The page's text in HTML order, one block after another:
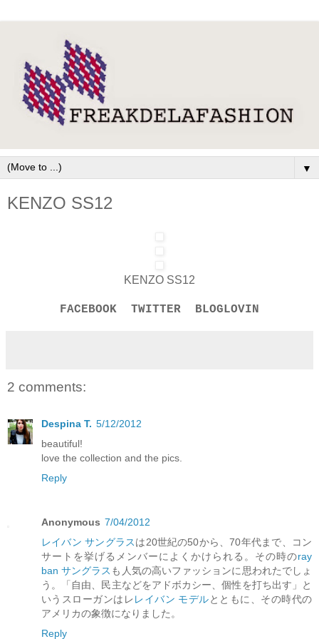
▼
KENZO SS12
KENZO SS12
FACEBOOK TWITTER BLOGLOVIN
2 comments:
Despina T. 5/12/2012
beautiful!
love the collection and the pics.
Reply
Anonymous 7/04/2012
レイバン サングラスは20世紀の50から、70年代まで、コン
サートを挙げるメンバーによくかけられる。その時のray
ban サングラス も人気の高いファッションに思われたでしょ
う。「自由、民主などをアドボカシー、個性を打ち出す」と
いうスローガンはレ レイバン モデルとともに、その時代の
アメリカの象徴になりました。
Reply